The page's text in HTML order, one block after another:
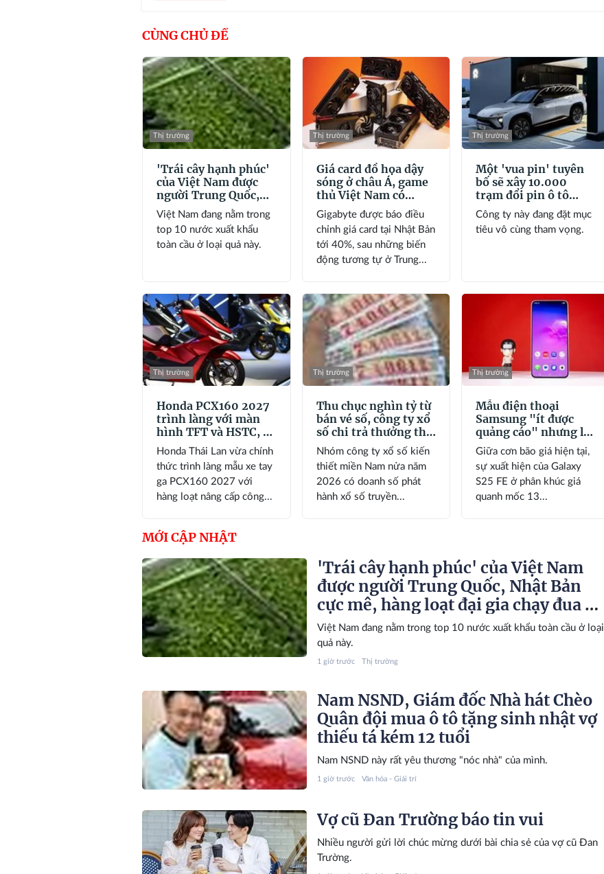
CÙNG CHỦ ĐỀ
Thị trường
'Trái cây hạnh phúc'
của Việt Nam được
người Trung Quốc,
Nhật Bản cực mê,
hàng loạt đại gia
chạy đua mở rộng
diện tích
Việt Nam đang nằm trong
top 10 nước xuất khẩu
toàn cầu ở loại quả này.
Thị trường
Giá card đồ họa dậy
sóng ở châu Á, game
thủ Việt Nam có
“dính bão”?
Gigabyte được báo điều
chỉnh giá card tại Nhật Bản
tới 40%, sau những biến
động tương tự ở Trung...
Thị trường
Một 'vua pin' tuyên
bố sẽ xây 10.000
trạm đổi pin ô tô
điện vào năm 2028,
phục vụ 1 triệu xe
mỗi ngày chỉ với 3
Công ty này đang đặt mục
tiêu vô cùng tham vọng.
Thị trường
Honda PCX160 2027
trình làng với màn
hình TFT và HSTC, đe
dọa ngôi vương của
Yamaha NVX và
Honda SH
Honda Thái Lan vừa chính
thức trình làng mẫu xe tay
ga PCX160 2027 với
hàng loạt nâng cấp công...
Thị trường
Thu chục nghìn tỷ từ
bán vé số, công ty xổ
số chi trả thưởng thế
nào?
Nhóm công ty xổ số kiến
thiết miền Nam nửa năm
2026 có doanh số phát
hành xổ số truyền...
Thị trường
Mẫu điện thoại
Samsung "ít được
quảng cáo" nhưng lại
rất đáng mua với
người Việt lúc này
Giữa cơn bão giá hiện tại,
sự xuất hiện của Galaxy
S25 FE ở phân khúc giá
quanh mốc 13...
MỚI CẬP NHẬT
'Trái cây hạnh phúc' của Việt Nam
được người Trung Quốc, Nhật Bản
cực mê, hàng loạt đại gia chạy đua mở
rộng diện tích
Việt Nam đang nằm trong top 10 nước xuất khẩu toàn cầu ở loại
quả này.
1 giờ trước Thị trường
Nam NSND, Giám đốc Nhà hát Chèo
Quân đội mua ô tô tặng sinh nhật vợ
thiếu tá kém 12 tuổi
Nam NSND này rất yêu thương "nóc nhà" của mình.
1 giờ trước Văn hóa - Giải trí
Vợ cũ Đan Trường báo tin vui
Nhiều người gửi lời chúc mừng dưới bài chia sẻ của vợ cũ Đan
Trường.